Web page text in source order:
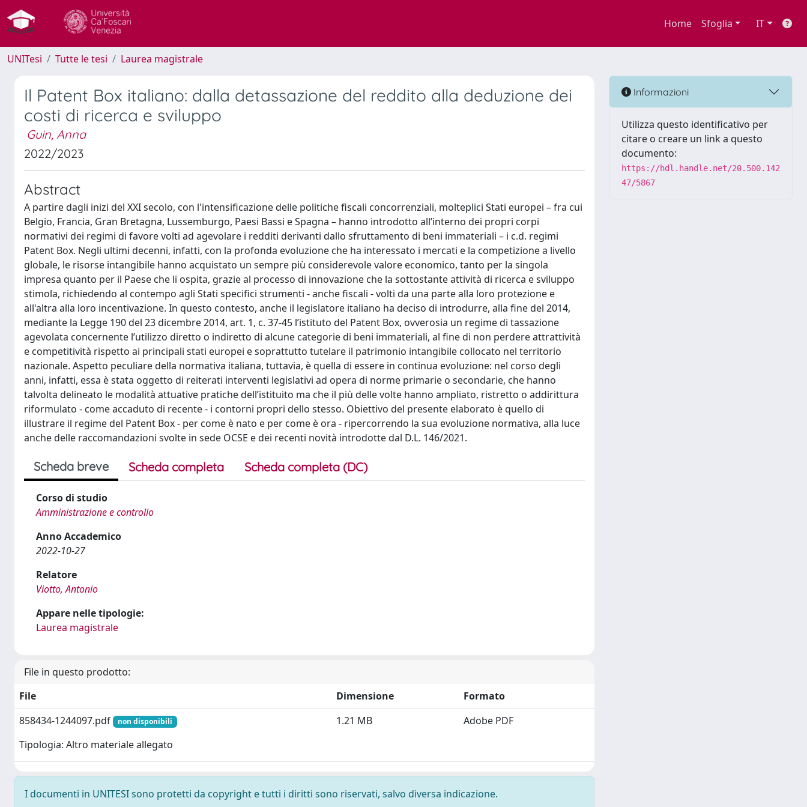
Home Sfoglia IT
UNITesi Tutte le tesi Laurea magistrale
Il Patent Box italiano: dalla detassazione del reddito alla deduzione dei
costi di ricerca e sviluppo
Guin, Anna
2022/2023
Abstract
A partire dagli inizi del XXI secolo, con l'intensificazione delle politiche fiscali concorrenziali, molteplici Stati europei – fra cui
Belgio, Francia, Gran Bretagna, Lussemburgo, Paesi Bassi e Spagna – hanno introdotto all’interno dei propri corpi
normativi dei regimi di favore volti ad agevolare i redditi derivanti dallo sfruttamento di beni immateriali – i c.d. regimi
Patent Box. Negli ultimi decenni, infatti, con la profonda evoluzione che ha interessato i mercati e la competizione a livello
globale, le risorse intangibile hanno acquistato un sempre più considerevole valore economico, tanto per la singola
impresa quanto per il Paese che li ospita, grazie al processo di innovazione che la sottostante attività di ricerca e sviluppo
stimola, richiedendo al contempo agli Stati specifici strumenti - anche fiscali - volti da una parte alla loro protezione e
all'altra alla loro incentivazione. In questo contesto, anche il legislatore italiano ha deciso di introdurre, alla fine del 2014,
mediante la Legge 190 del 23 dicembre 2014, art. 1, c. 37-45 l’istituto del Patent Box, ovverosia un regime di tassazione
agevolata concernente l’utilizzo diretto o indiretto di alcune categorie di beni immateriali, al fine di non perdere attrattività
e competitività rispetto ai principali stati europei e soprattutto tutelare il patrimonio intangibile collocato nel territorio
nazionale. Aspetto peculiare della normativa italiana, tuttavia, è quella di essere in continua evoluzione: nel corso degli
anni, infatti, essa è stata oggetto di reiterati interventi legislativi ad opera di norme primarie o secondarie, che hanno
talvolta delineato le modalità attuative pratiche dell’istituito ma che il più delle volte hanno ampliato, ristretto o addirittura
riformulato - come accaduto di recente - i contorni propri dello stesso. Obiettivo del presente elaborato è quello di
illustrare il regime del Patent Box - per come è nato e per come è ora - ripercorrendo la sua evoluzione normativa, alla luce
anche delle raccomandazioni svolte in sede OCSE e dei recenti novità introdotte dal D.L. 146/2021.
Scheda breve Scheda completa Scheda completa (DC)
Corso di studio
Amministrazione e controllo
Anno Accademico
2022-10-27
Relatore
Viotto, Antonio
Appare nelle tipologie:
Laurea magistrale
File in questo prodotto:
File
Dimensione
Formato
858434-1244097.pdf
non disponibili
Tipologia: Altro materiale allegato
1.21 MB Adobe PDF
I documenti in UNITESI sono protetti da copyright e tutti i diritti sono riservati, salvo diversa indicazione.
Informazioni
Utilizza questo identificativo per
citare o creare un link a questo
documento:
https://hdl.handle.net/20.500.142
47/5867